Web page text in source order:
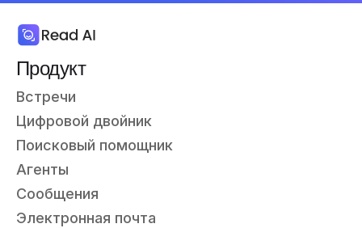
Продукт
Встречи
Цифровой двойник
Поисковый помощник
Агенты
Сообщения
Электронная почта